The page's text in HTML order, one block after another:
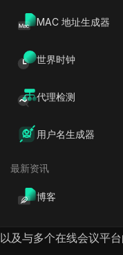
MAC 地址生成器
世界时钟
代理检测
用户名生成器
最新资讯
博客
计划，解锁Beyz AI的
或密码。无论您选择
$29.99/月的神模式
生产力而不妥协安全！
AI解答
旨在提升用户在求职
及与多个在线会议平台